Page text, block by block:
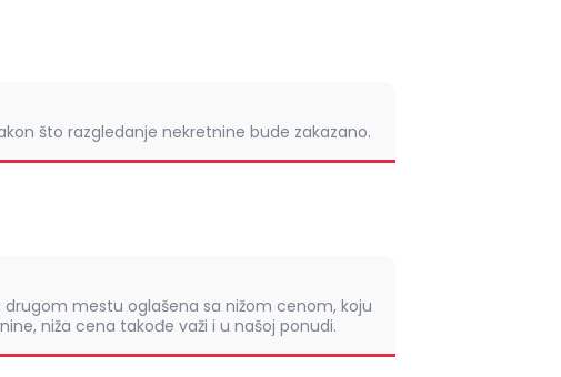
što razgledanje nekretnine bude zakazano.
mestu oglašena sa nižom cenom, koju
niža cena takođe važi i u našoj ponudi.